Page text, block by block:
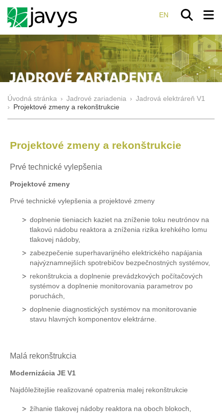
EN
Úvodná stránka › Jadrové zariadenia › Jadrová elektráreň V1
› Projektové zmeny a rekonštrukcie
Projektové zmeny a rekonštrukcie
Prvé technické vylepšenia
Projektové zmeny
Prvé technické vylepšenia a projektové zmeny
doplnenie tieniacich kaziet na zníženie toku neutrónov na
tlakovú nádobu reaktora a zníženia rizika krehkého lomu
tlakovej nádoby,
zabezpečenie superhavarijného elektrického napájania
najvýznamnejších spotrebičov bezpečnostných systémov,
rekonštrukcia a doplnenie prevádzkových počítačových
systémov a doplnenie monitorovania parametrov po
poruchách,
doplnenie diagnostických systémov na monitorovanie
stavu hlavných komponentov elektrárne.
Malá rekonštrukcia
Modernizácia JE V1
Najdôležitejšie realizované opatrenia malej rekonštrukcie
žíhanie tlakovej nádoby reaktora na oboch blokoch,